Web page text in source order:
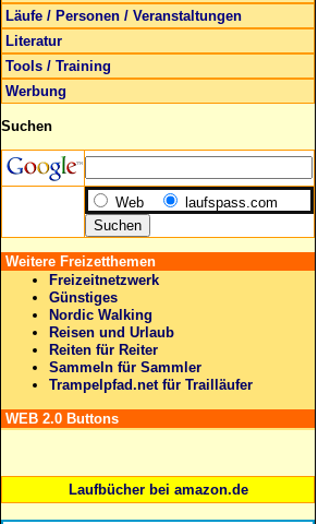
Läufe / Personen / Veranstaltungen
Literatur
Tools / Training
Werbung
Suchen
Web laufspass.com
Weitere Freizetthemen
Freizeitnetzwerk
Günstiges
Nordic Walking
Reisen und Urlaub
Reiten für Reiter
Sammeln für Sammler
Trampelpfad.net für Trailläufer
WEB 2.0 Buttons
Laufbücher bei amazon.de